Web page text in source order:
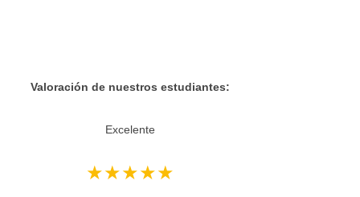
Reseñas de Google
Valoración de nuestros estudiantes:
Excelente
★★★★★